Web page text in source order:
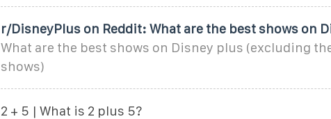
r/DisneyPlus on Reddit: What are the best shows on
What are the best shows on Disney plus (excluding
shows)
2 + 5 | What is 2 plus 5?